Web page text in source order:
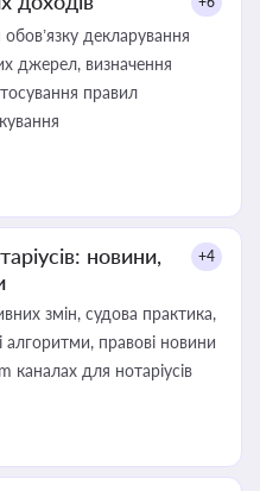
декларування
джерел, визначення
правил
новини,
+4
змін, судова практика,
алгоритми, правові новини
для нотаріусів